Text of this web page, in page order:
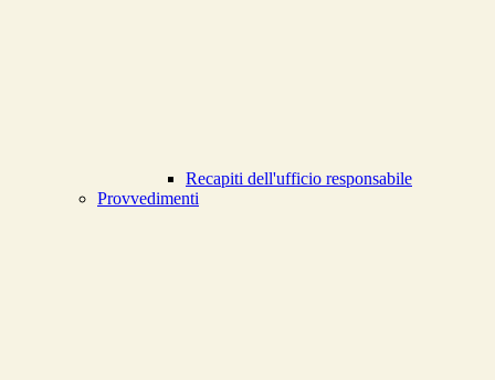
Recapiti dell'ufficio responsabile
Provvedimenti